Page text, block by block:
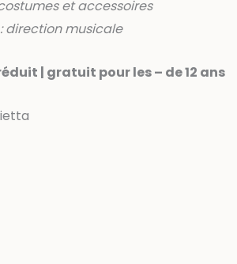
et accessoires
direction musicale
| gratuit pour les – de 12 ans